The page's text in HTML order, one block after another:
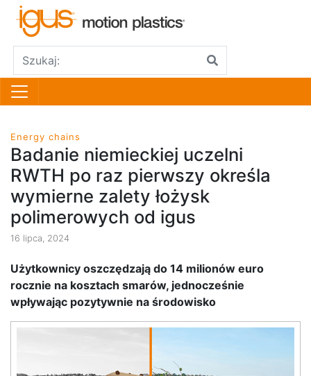
Energy chains
Badanie niemieckiej uczelni
RWTH po raz pierwszy określa
wymierne zalety łożysk
polimerowych od igus
16 lipca, 2024
Użytkownicy oszczędzają do 14 milionów euro
rocznie na kosztach smarów, jednocześnie
wpływając pozytywnie na środowisko